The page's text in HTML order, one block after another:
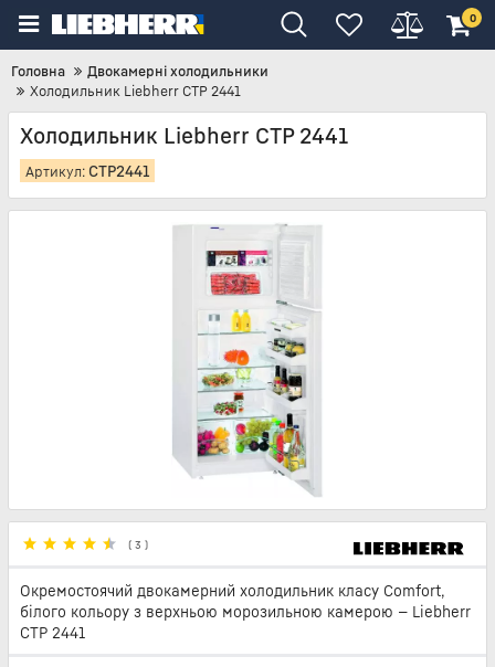
0
Головна
Двокамерні холодильники
Холодильник Liebherr CTP 2441
Холодильник Liebherr CTP 2441
Артикул: CTP2441
( 3 )
Окремостоячий двокамерний холодильник класу Comfort,
білого кольору з верхньою морозильною камерою — Liebherr
CTP 2441